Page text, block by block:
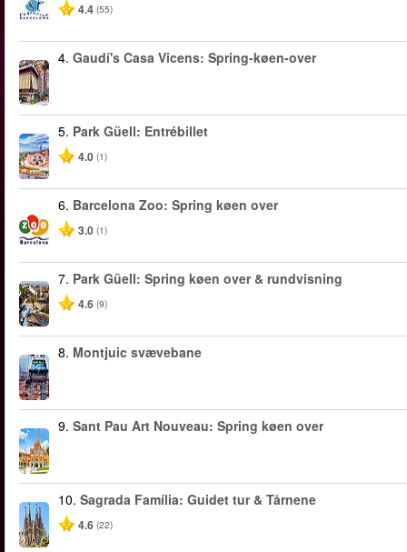
4.4 (55)
4. Gaudí's Casa Vicens: Spring-køen-over
5. Park Güell: Entrébillet
4.0 (1)
6. Barcelona Zoo: Spring køen over
3.0 (1)
7. Park Güell: Spring køen over & rundvisning
4.6 (9)
8. Montjuic svævebane
9. Sant Pau Art Nouveau: Spring køen over
10. Sagrada Família: Guidet tur & Tårnene
4.6 (22)